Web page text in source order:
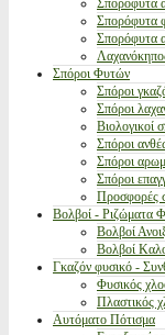
Σπορόφυτα
Σπορόφυτα
Σπορόφυτα
Σπόροι Φυτών
Σπόροι
Σπόροι
Βιολογικοί
Σπόροι
Σπόροι
Σπόροι
Προσφορές
Βολβοί - Ριζώματα
Βολβοί
Βολβοί
Γκαζόν φυσικό -
Φυσικός
Πλαστικός
Αυτόματο Πότισμα